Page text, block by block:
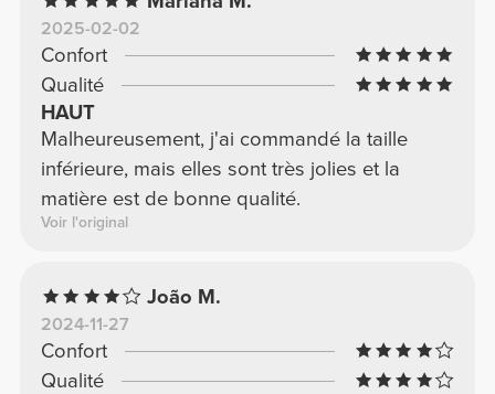
2025-02-02
Confort
Qualité
HAUT
Malheureusement, j'ai commandé la taille
inférieure, mais elles sont très jolies et la
matière est de bonne qualité.
Voir l'original
João M.
2024-11-27
Confort
Qualité